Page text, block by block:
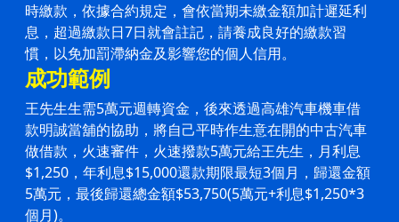
時繳款，依據合約規定，會依當期未繳金額加計遲延利
息，超過繳款日7日就會註記，請養成良好的繳款習
慣，以免加罰滯納金及影響您的個人信用。
成功範例
王先生生需5萬元週轉資金，後來透過高雄汽車機車借
款明誠當舖的協助，將自己平時作生意在開的中古汽車
做借款，火速審件，火速撥款5萬元給王先生，月利息
$1,250，年利息$15,000還款期限最短3個月，歸還金額
5萬元，最後歸還總金額$53,750(5萬元+利息$1,250*3
個月)。